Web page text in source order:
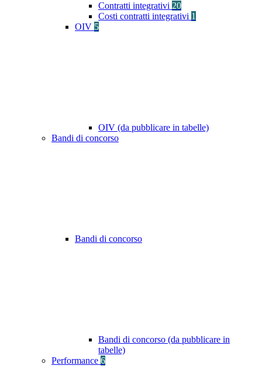
Contratti integrativi 20
Costi contratti integrativi 1
OIV 5
OIV (da pubblicare in tabelle)
Bandi di concorso
Bandi di concorso
Bandi di concorso (da pubblicare in
tabelle)
Performance 6